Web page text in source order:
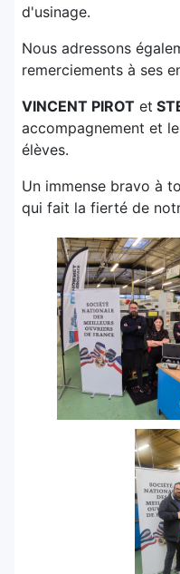
d'usinage.
Nous adressons
remerciements à ses
VINCENT PIROT et
accompagnement et
élèves.
Un immense bravo à
qui fait la fierté de